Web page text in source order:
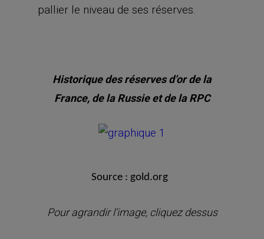
pallier le niveau de ses réserves.
Historique des réserves d’or de la
France, de la Russie et de la RPC
Source : gold.org
Pour agrandir l’image, cliquez dessus